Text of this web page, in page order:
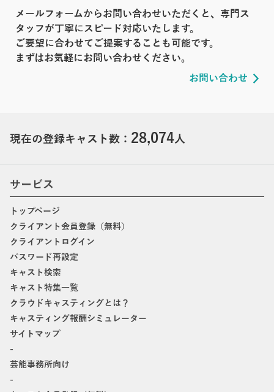
メールフォームからお問い合わせいただくと、専門ス
タッフが丁寧にスピード対応いたします。
ご要望に合わせてご提案することも可能です。
まずはお気軽にお問い合わせください。
お問い合わせ
現在の登録キャスト数： 28,074人
サービス
トップページ
クライアント会員登録（無料）
クライアントログイン
パスワード再設定
キャスト検索
キャスト特集一覧
クラウドキャスティングとは？
キャスティング報酬シミュレーター
サイトマップ
-
芸能事務所向け
-